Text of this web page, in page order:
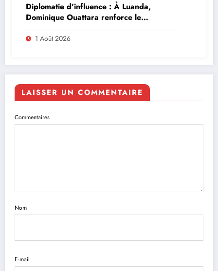
Diplomatie d’influence : À Luanda,
Dominique Ouattara renforce le
leadership solidaire de la Côte d’Ivoire en
Afrique
1 Août 2026
LAISSER UN COMMENTAIRE
Commentaires
Nom
E-mail